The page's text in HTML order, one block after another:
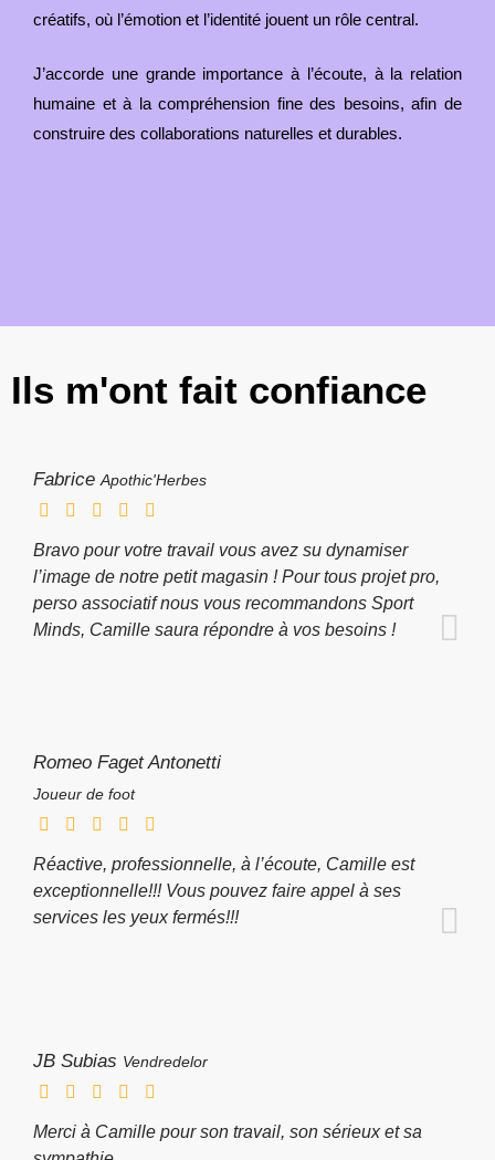
créatifs, où l’émotion et l’identité jouent un rôle central.
J’accorde une grande importance à l’écoute, à la relation
humaine et à la compréhension fine des besoins, afin de
construire des collaborations naturelles et durables.
Ils m'ont fait confiance
Fabrice Apothic'Herbes
Bravo pour votre travail vous avez su dynamiser
l’image de notre petit magasin ! Pour tous projet pro,
perso associatif nous vous recommandons Sport
Minds, Camille saura répondre à vos besoins !
Romeo Faget Antonetti
Joueur de foot
Réactive, professionnelle, à l’écoute, Camille est
exceptionnelle!!! Vous pouvez faire appel à ses
services les yeux fermés!!!
JB Subias Vendredelor
Merci à Camille pour son travail, son sérieux et sa